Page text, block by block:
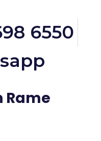
6550
Rame